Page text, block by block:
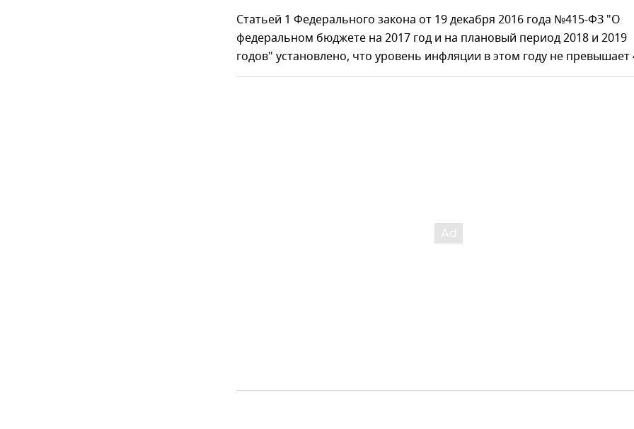
Статьей 1 Федерального закона от 19 декабря 2016 года №415-ФЗ "О
федеральном бюджете на 2017 год и на плановый период 2018 и 2019
годов" установлено, что уровень инфляции в этом году не превышает